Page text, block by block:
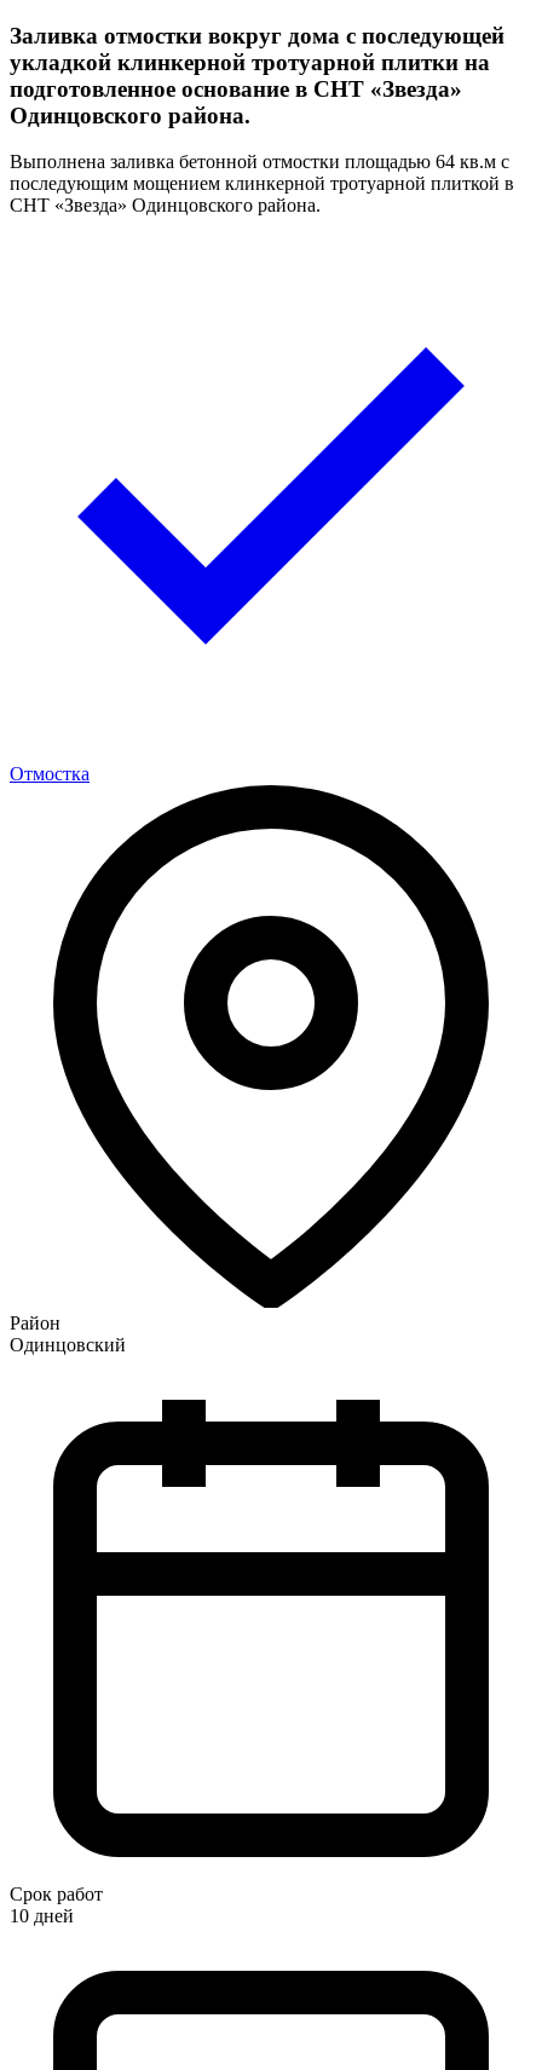
Заливка отмостки вокруг дома с последующей
укладкой клинкерной тротуарной плитки на
подготовленное основание в СНТ «Звезда»
Одинцовского района.
Выполнена заливка бетонной отмостки площадью 64 кв.м с
последующим мощением клинкерной тротуарной плиткой в
СНТ «Звезда» Одинцовского района.
Отмостка
Район
Одинцовский
Срок работ
10 дней